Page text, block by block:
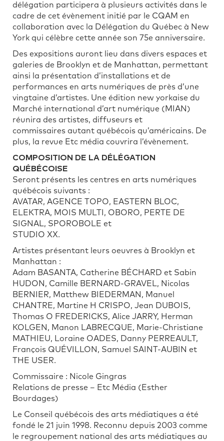
délégation participera à plusieurs activités dans le
cadre de cet évènement initié par le CQAM en
collaboration avec la Délégation du Québec à New
York qui célèbre cette année son 75e anniversaire.
Des expositions auront lieu dans divers espaces et
galeries de Brooklyn et de Manhattan, permettant
ainsi la présentation d’installations et de
performances en arts numériques de près d’une
vingtaine d’artistes. Une édition new yorkaise du
Marché international d’art numérique (MIAN)
réunira des artistes, diffuseurs et
commissaires autant québécois qu’américains. De
plus, la revue Etc média couvrira l’évènement.
COMPOSITION DE LA DÉLÉGATION
QUÉBÉCOISE
Seront présents les centres en arts numériques
québécois suivants :
AVATAR, AGENCE TOPO, EASTERN BLOC,
ELEKTRA, MOIS MULTI, OBORO, PERTE DE
SIGNAL, SPOROBOLE et
STUDIO XX.
Artistes présentant leurs oeuvres à Brooklyn et
Manhattan :
Adam BASANTA, Catherine BÉCHARD et Sabin
HUDON, Camille BERNARD-GRAVEL, Nicolas
BERNIER, Matthew BIEDERMAN, Manuel
CHANTRE, Martine H CRISPO, Jean DUBOIS,
Thomas O FREDERICKS, Alice JARRY, Herman
KOLGEN, Manon LABRECQUE, Marie-Christiane
MATHIEU, Loraine OADES, Danny PERREAULT,
François QUÉVILLON, Samuel SAINT-AUBIN et
THE USER.
Commissaire : Nicole Gingras
Relations de presse – Etc Média (Esther
Bourdages)
Le Conseil québécois des arts médiatiques a été
fondé le 21 juin 1998. Reconnu depuis 2003 comme
le regroupement national des arts médiatiques au